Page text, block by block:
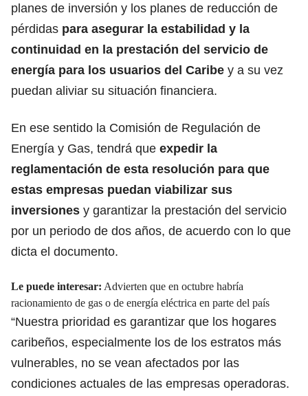
planes de inversión y los planes de reducción de
pérdidas para asegurar la estabilidad y la
continuidad en la prestación del servicio de
energía para los usuarios del Caribe y a su vez
puedan aliviar su situación financiera.
En ese sentido la Comisión de Regulación de
Energía y Gas, tendrá que expedir la
reglamentación de esta resolución para que
estas empresas puedan viabilizar sus
inversiones y garantizar la prestación del servicio
por un periodo de dos años, de acuerdo con lo que
dicta el documento.
Le puede interesar: Advierten que en octubre habría
racionamiento de gas o de energía eléctrica en parte del país
“Nuestra prioridad es garantizar que los hogares
caribeños, especialmente los de los estratos más
vulnerables, no se vean afectados por las
condiciones actuales de las empresas operadoras.